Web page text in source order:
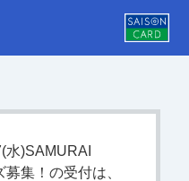
水)SAMURAI
集！の受付は、